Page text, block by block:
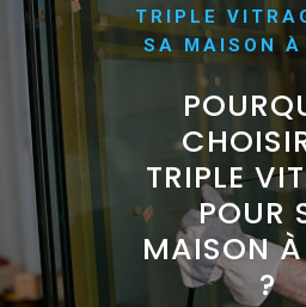
TRIPLE
SA MAISON À
TRIPLE
POUR
MAISON
?